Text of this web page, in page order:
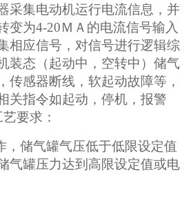
采集电动机运行电流信息，并
变为4-20ＭＡ的电流信号输入
相应信号，对信号进行逻辑综
装态（起动中，空转中）储气
传感器断线，软起动故障等，
关指令如起动，停机，报警
要求：
，储气罐气压低于低限设定值
气罐压力达到高限设定值或电